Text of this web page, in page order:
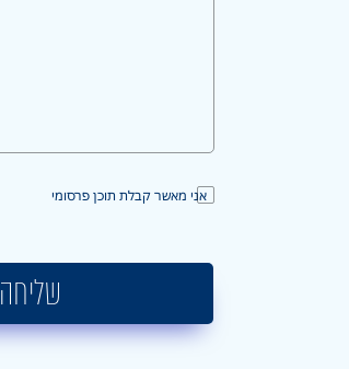
אני מאשר קבלת תוכן פרסומי
שליחה